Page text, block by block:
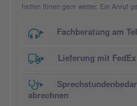
helfen Ihnen gern weiter. Ein Anruf
Fachberatung am
Lieferung mit FedEx
abrechnen